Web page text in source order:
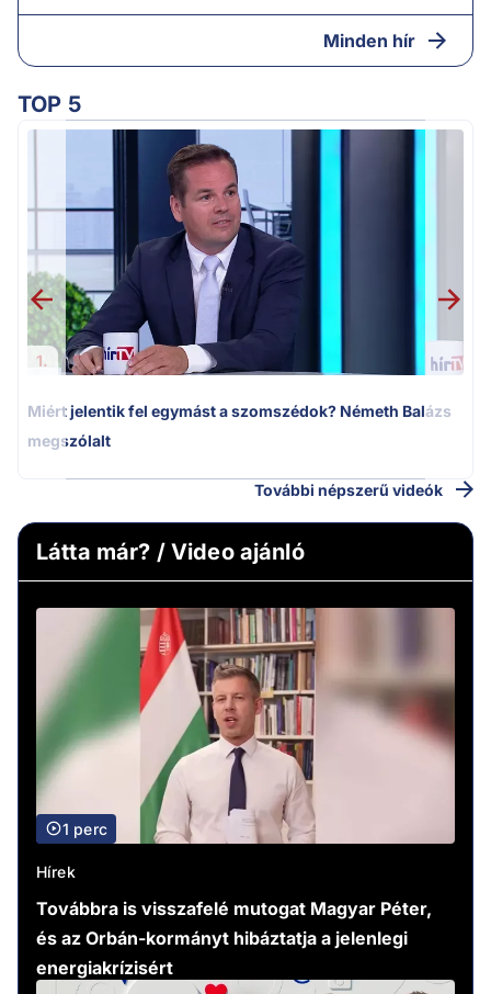
Minden hír
TOP 5
1.
Miért jelentik fel egymást a szomszédok? Németh Balázs
megszólalt
További népszerű videók
Látta már? / Video ajánló
1 perc
Hírek
Továbbra is visszafelé mutogat Magyar Péter,
és az Orbán-kormányt hibáztatja a jelenlegi
energiakrízisért